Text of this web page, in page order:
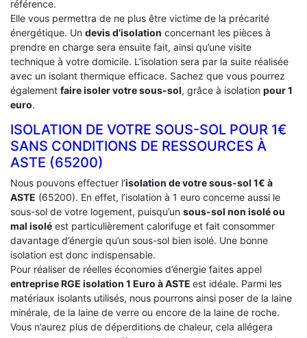
référence.
Elle vous permettra de ne plus être victime de la précarité
énergétique. Un devis d’isolation concernant les pièces à
prendre en charge sera ensuite fait, ainsi qu’une visite
technique à votre domicile. L’isolation sera par la suite réalisée
avec un isolant thermique efficace. Sachez que vous pourrez
également faire isoler votre sous-sol, grâce à isolation pour 1
euro.
ISOLATION DE VOTRE SOUS-SOL POUR 1€
SANS CONDITIONS DE RESSOURCES À
‎ASTE (65200)
Nous pouvons effectuer l’isolation de votre sous-sol 1€ à
ASTE (65200). En effet, l’isolation à 1 euro concerne aussi le
sous-sol de votre logement, puisqu’un sous-sol non isolé ou
mal isolé est particulièrement calorifuge et fait consommer
davantage d’énergie qu’un sous-sol bien isolé. Une bonne
isolation est donc indispensable.
Pour réaliser de réelles économies d’énergie faites appel
entreprise RGE isolation 1 Euro à ASTE est idéale. Parmi les
matériaux isolants utilisés, nous pourrons ainsi poser de la laine
minérale, de la laine de verre ou encore de la laine de roche.
Vous n’aurez plus de déperditions de chaleur, cela allégera